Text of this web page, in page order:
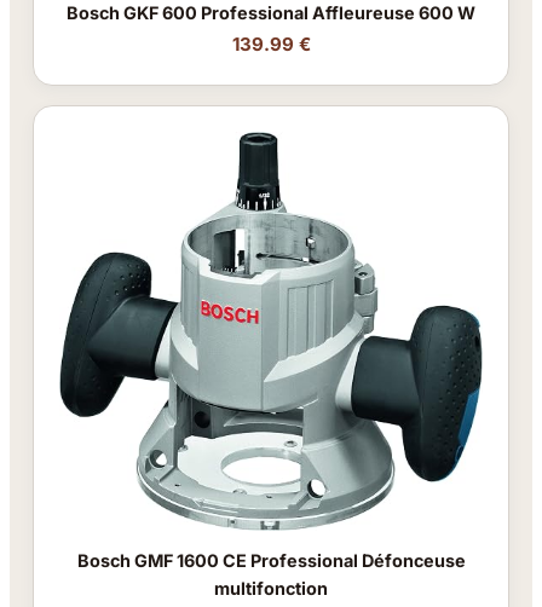
Bosch GKF 600 Professional Affleureuse 600 W
139.99 €
Bosch GMF 1600 CE Professional Défonceuse
multifonction